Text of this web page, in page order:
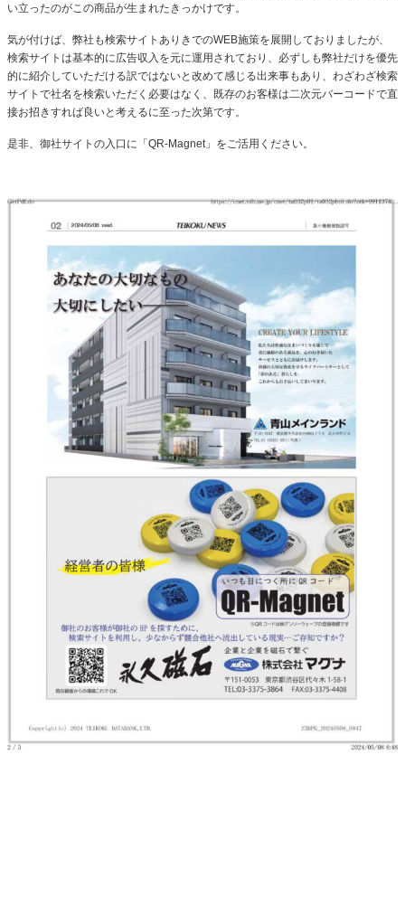
い立ったのがこの商品が生まれたきっかけです。
気が付けば、弊社も検索サイトありきでのWEB施策を展開しておりましたが、
検索サイトは基本的に広告収入を元に運用されており、必ずしも弊社だけを優先
的に紹介していただける訳ではないと改めて感じる出来事もあり、わざわざ検索
サイトで社名を検索いただく必要はなく、既存のお客様は二次元バーコードで直
接お招きすれば良いと考えるに至った次第です。
是非、御社サイトの入口に「QR-Magnet」をご活用ください。